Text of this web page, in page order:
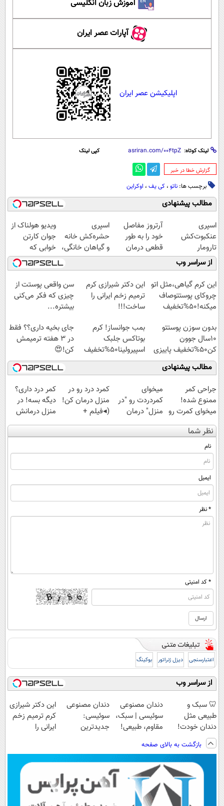
آموزش زبان انگلیسی
آپارات عصر ایران
اپلیکیشن عصر ایران
لینک کوتاه: کپی لینک
‌گزارش خطا در خبر
برچسب ها: ناتو ، کی یف ، اوکراین
مطالب پیشنهادی
اسپری
عنکبوت‌‌کش
تارومار
ازبین‌برنده انواع
عنکبوت
آرتروز مفاصل
خود را به طور
قطعی درمان
کنید!
◗پرسش‌نامه◖
اسپری
حشره‌کش خانه
و گیاهان خانگی،
نابودکننده انواع
حشرات خانگی و
آفات
ویدیو هولناک از
جوان کارتن
خوابی که
میلیاردر شد.
آموزش رایگان
از سراسر وب
این کرم گیاهی،مثل اتو
چروکای پوستتوصاف
میکنه!50%تخفیف
این دکتر شیرازی کرم
ترمیم زخم ایرانی را
ساخت!!!
سن واقعی پوستت از
چیزی که فکر می‌کنی
بیشتره...
بدون سوزن پوستتو
10سال جوون
کن50%تخفیف پاییزی
بمب جوانساز! کرم
بوتاکس جلبک
اسپیرولینا50%تخفیف
جای بخیه داری؟؟ فقط
در 3 هفته ترمیمش
کن!😍
مطالب پیشنهادی
جراحی کمر
ممنوع شده!
میخوای کمرت رو
در منزل درمان
کنی؟
((پرسش‌نامه))
میخوای
کمردردت رو "در
منزل" درمان
کنی؟ (◂فیلم +
کمرد درد رو در
منزل درمان کن!
(◂فیلم +
پرسش‌نامه)
کمر درد داری؟
دیگه بسه! در
منزل درمانش
کن
نظر شما
نام
ایمیل
* نظر
* کد امنیتی
اعتبارسنجی دیزل ژنراتور بوکینگ
از سراسر وب
🦷 سبک و
طبیعی مثل
دندان خودت!
نصب آسان و
پرداخت اقساطی
💳 📍 تهران
دندان مصنوعی
سوئیسی | سبک،
مقاوم، طبیعی!
رایگان+پرداخت
اقساطی😍
دندان مصنوعی
سوئیسی:
جدیدترین
پرداخت قسطی
این دکتر شیرازی
کرم ترمیم زخم
ایرانی را
بازگشت به بالای صفحه